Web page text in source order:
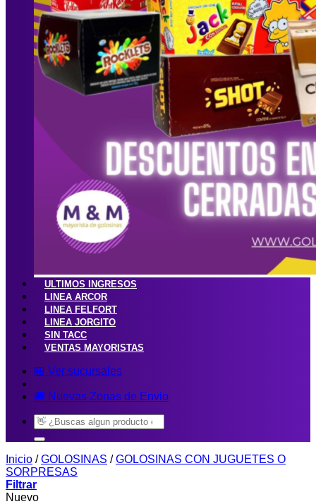
ULTIMOS INGRESOS
LINEA ARCOR
LINEA FELFORT
LINEA JORGITO
SIN TACC
VENTAS MAYORISTAS
🏪 Ver sucursales
🚚 Nuevas Zonas de Envio
Buscar
por:
Inicio / GOLOSINAS / GOLOSINAS CON JUGUETES O
SORPRESAS
Filtrar
Nuevo